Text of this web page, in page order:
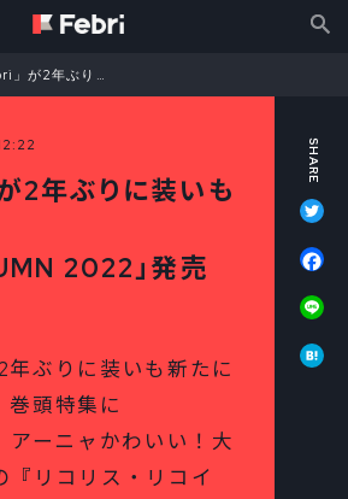
雑誌「Febri」が2年ぶりに装いも新たに登場 「Febri AUTUMN 2022」発売
2年ぶりに装いも
2022」発売
ぶりに装いも新たに
巻頭特集に
アーニャかわいい！大
『リコリス・リコイ